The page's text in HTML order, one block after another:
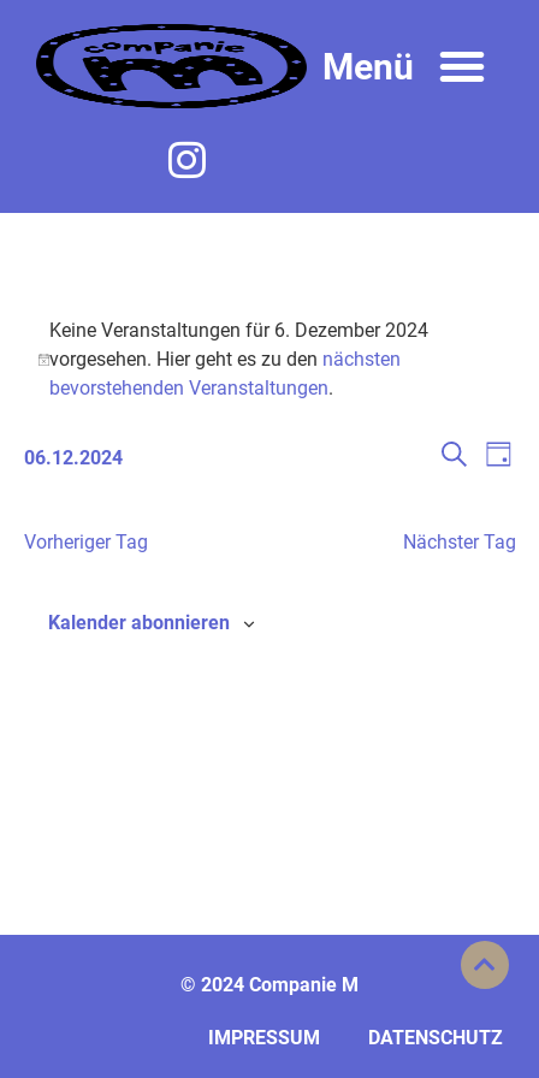
Notice
Keine Veranstaltungen für 6. Dezember 2024
vorgesehen. Hier geht es zu den nächsten
bevorstehenden Veranstaltungen.
und
Suche
Tag
06.12.2024
Vorheriger Tag
Nächster Tag
Kalender abonnieren
© 2024 Companie M
IMPRESSUM DATENSCHUTZ